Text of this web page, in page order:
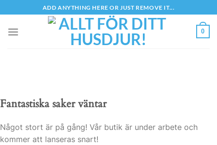
to
content
ADD ANYTHING HERE OR JUST REMOVE IT...
0
Fantastiska saker väntar
Något stort är på gång! Vår butik är under arbete och
kommer att lanseras snart!